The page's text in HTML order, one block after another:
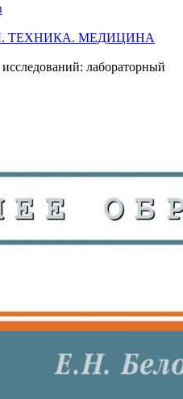
ТЕХНИКА. МЕДИЦИНА
лабораторный